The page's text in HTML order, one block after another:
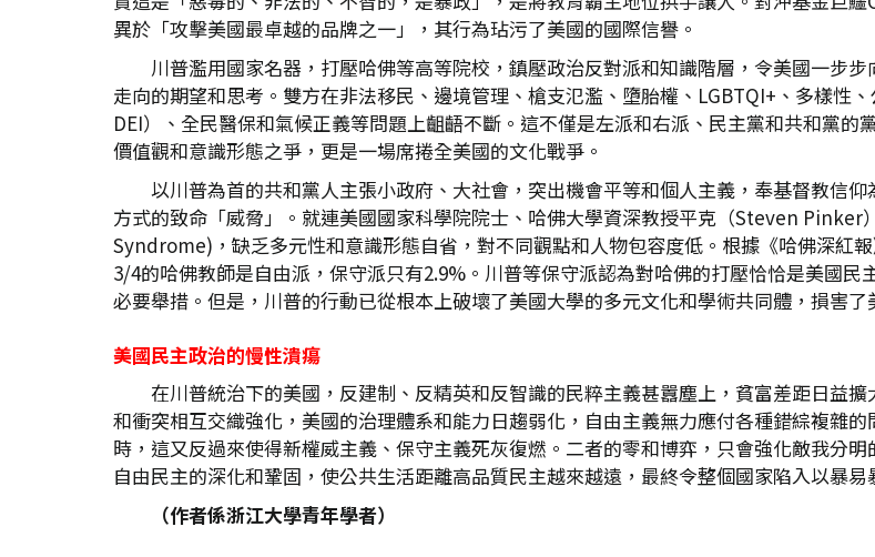
異於「攻擊美國最卓越的品牌之一」，其行為玷污了美國的國際信譽。
川普濫用國家名器，打壓哈佛等高等院校，鎮壓政治反對派和知識階層，令美國一步
走向的期望和思考。雙方在非法移民、邊境管理、槍支氾濫、墮胎權、LGBTQI+、多樣
DEI）、全民醫保和氣候正義等問題上齟齬不斷。這不僅是左派和右派、民主黨和共和黨
價值觀和意識形態之爭，更是一場席捲全美國的文化戰爭。
以川普為首的共和黨人主張小政府、大社會，突出機會平等和個人主義，奉基督教信
方式的致命「威脅」。就連美國國家科學院院士、哈佛大學資深教授平克（Steven
Syndrome)，缺乏多元性和意識形態自省，對不同觀點和人物包容度低。根據《哈佛深紅
3/4的哈佛教師是自由派，保守派只有2.9%。川普等保守派認為對哈佛的打壓恰恰是美國
必要舉措。但是，川普的行動已從根本上破壞了美國大學的多元文化和學術共同體，損害了
美國民主政治的慢性潰瘍
在川普統治下的美國，反建制、反精英和反智識的民粹主義甚囂塵上，貧富差距日益
和衝突相互交織強化，美國的治理體系和能力日趨弱化，自由主義無力應付各種錯綜複雜
時，這又反過來使得新權威主義、保守主義死灰復燃。二者的零和博弈，只會強化敵我分
自由民主的深化和鞏固，使公共生活距離高品質民主越來越遠，最終令整個國家陷入以暴易
（作者係浙江大學青年學者）